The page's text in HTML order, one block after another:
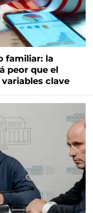
familiar: la
peor que el
clave